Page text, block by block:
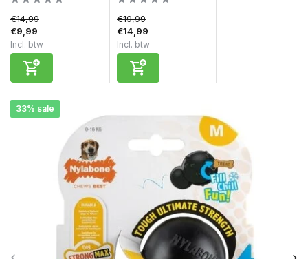
33% sale
€14,99
€9,99
Incl. btw
€19,99
€14,99
Incl. btw